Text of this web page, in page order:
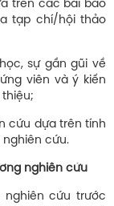
trên các bài báo
tạp chí/hội thảo
sự gần gũi về
viên và ý kiến
cứu dựa trên tính
cứu.
nghiên cứu
nghiên cứu trước